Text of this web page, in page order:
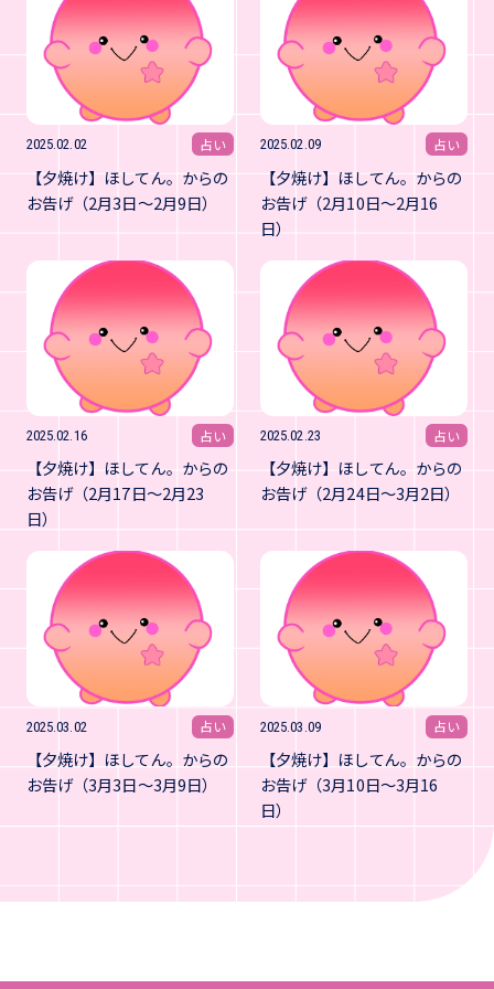
2025.02.02 占い
【夕焼け】ほしてん。からの
お告げ（2月3日～2月9日）
2025.02.09 占い
【夕焼け】ほしてん。からの
お告げ（2月10日～2月16
日）
2025.02.16 占い
【夕焼け】ほしてん。からの
お告げ（2月17日～2月23
日）
2025.02.23 占い
【夕焼け】ほしてん。からの
お告げ（2月24日～3月2日）
2025.03.02 占い
【夕焼け】ほしてん。からの
お告げ（3月3日～3月9日）
2025.03.09 占い
【夕焼け】ほしてん。からの
お告げ（3月10日～3月16
日）